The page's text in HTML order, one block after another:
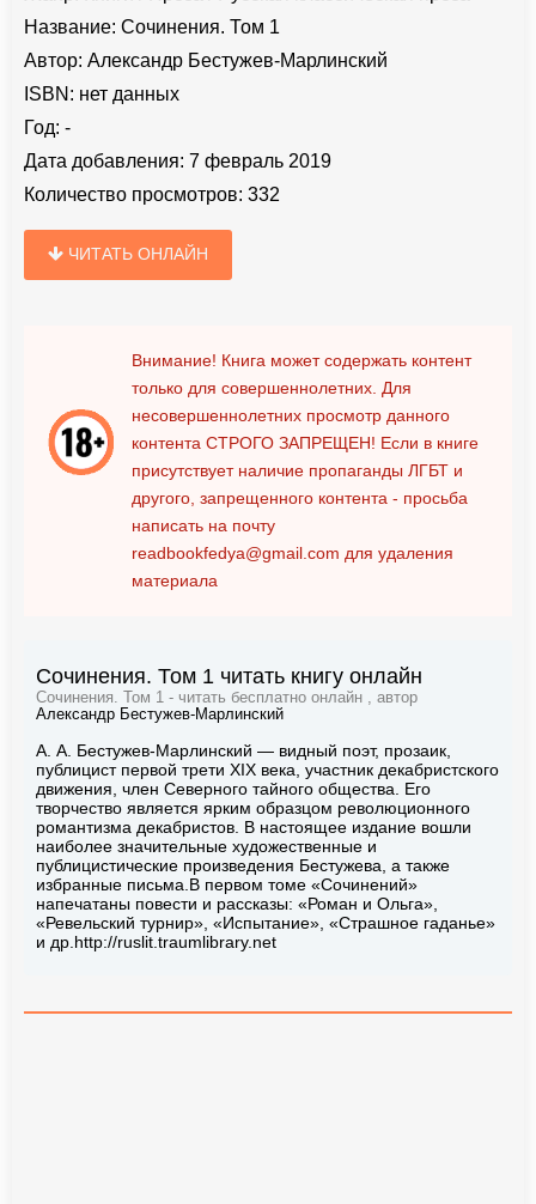
Название: Сочинения. Том 1
Автор: Александр Бестужев-Марлинский
ISBN: нет данных
Год: -
Дата добавления: 7 февраль 2019
Количество просмотров: 332
ЧИТАТЬ ОНЛАЙН
Внимание! Книга может содержать контент
только для совершеннолетних. Для
несовершеннолетних просмотр данного
контента СТРОГО ЗАПРЕЩЕН! Если в книге
присутствует наличие пропаганды ЛГБТ и
другого, запрещенного контента - просьба
написать на почту
readbookfedya@gmail.com для удаления
материала
Сочинения. Том 1 читать книгу онлайн
Сочинения. Том 1 - читать бесплатно онлайн , автор
Александр Бестужев-Марлинский
А. А. Бестужев-Марлинский — видный поэт, прозаик,
публицист первой трети XIX века, участник декабристского
движения, член Северного тайного общества. Его
творчество является ярким образцом революционного
романтизма декабристов. В настоящее издание вошли
наиболее значительные художественные и
публицистические произведения Бестужева, а также
избранные письма.В первом томе «Сочинений»
напечатаны повести и рассказы: «Роман и Ольга»,
«Ревельский турнир», «Испытание», «Страшное гаданье»
и др.http://ruslit.traumlibrary.net